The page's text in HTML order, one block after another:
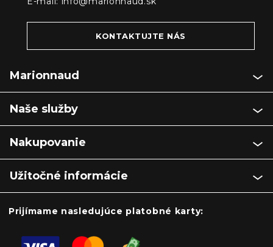
KONTAKTUJTE NÁS
Marionnaud
Naše služby
Nakupovanie
Užitočné informácie
Prijímame nasledujúce platobné karty: